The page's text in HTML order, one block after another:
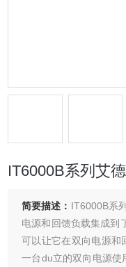
IT6000B系列艾
简要描述： IT6000B系
电源和回馈负载集成到
可以让它在双向电源和
一台du立的双向电源使